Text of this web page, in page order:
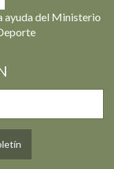
ayuda del Ministerio